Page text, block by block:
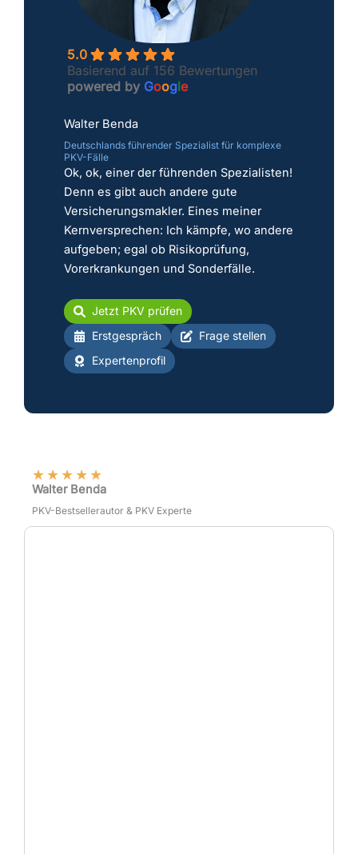
5.0
Basierend auf 156 Bewertungen
powered by Google
Walter Benda
Deutschlands führender Spezialist für komplexe
PKV-Fälle
Ok, ok, einer der führenden Spezialisten!
Denn es gibt auch andere gute
Versicherungsmakler. Eines meiner
Kernversprechen: Ich kämpfe, wo andere
aufgeben; egal ob Risikoprüfung,
Vorerkrankungen und Sonderfälle.
Jetzt PKV prüfen
Erstgespräch
Frage stellen
Expertenprofil
★★★★★
Walter Benda
PKV-Bestsellerautor & PKV Experte